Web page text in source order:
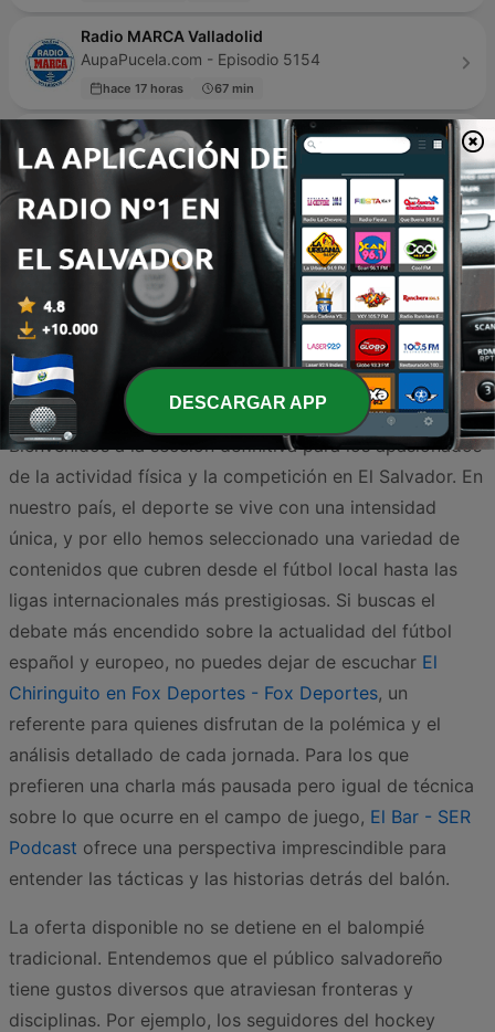
Radio MARCA Valladolid
AupaPucela.com - Episodio 5154
hace 17 horas 67 min
CLASICO
CLASICO - Episodio 15
Página de 3
<
Bienvenidos a la sección definitiva para los apasionados
de la actividad física y la competición en El Salvador. En
nuestro país, el deporte se vive con una intensidad
única, y por ello hemos seleccionado una variedad de
contenidos que cubren desde el fútbol local hasta las
ligas internacionales más prestigiosas. Si buscas el
debate más encendido sobre la actualidad del fútbol
español y europeo, no puedes dejar de escuchar El
Chiringuito en Fox Deportes - Fox Deportes, un
referente para quienes disfrutan de la polémica y el
análisis detallado de cada jornada. Para los que
prefieren una charla más pausada pero igual de técnica
sobre lo que ocurre en el campo de juego, El Bar - SER
Podcast ofrece una perspectiva imprescindible para
entender las tácticas y las historias detrás del balón.
La oferta disponible no se detiene en el balompié
tradicional. Entendemos que el público salvadoreño
tiene gustos diversos que atraviesan fronteras y
disciplinas. Por ejemplo, los seguidores del hockey
DESCARGAR APP